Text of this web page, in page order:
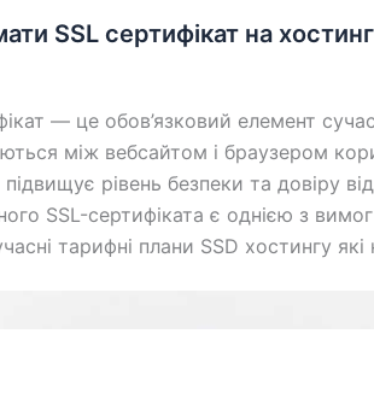
SSL сертифікат на
— це обов’язковий елемент
між вебсайтом і браузером
рівень безпеки та довіру
SSL-сертифіката є однією з
тарифні плани SSD хостингу